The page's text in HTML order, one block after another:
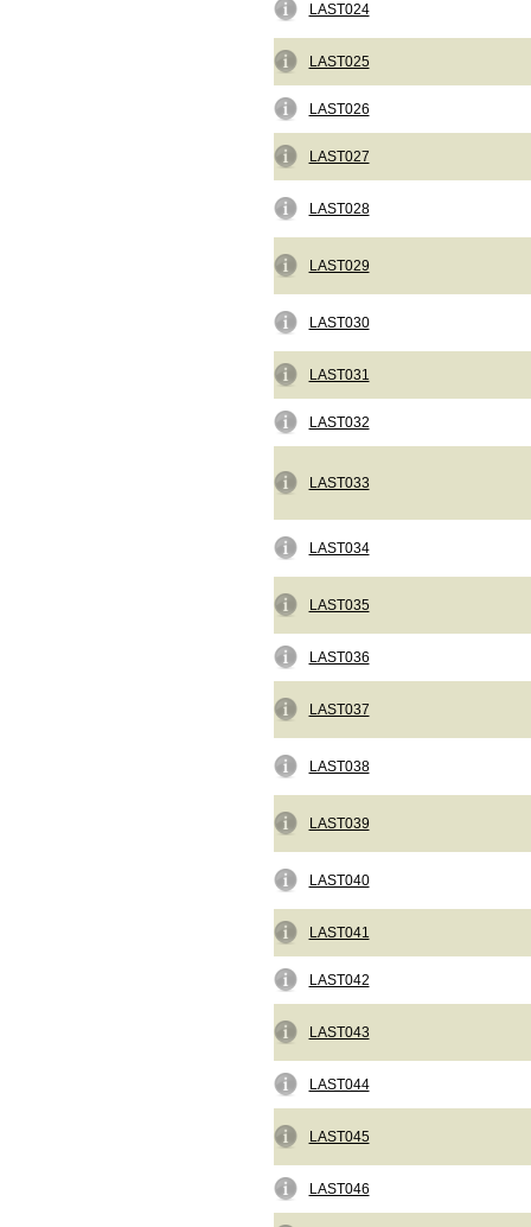
LAST024
LAST025
LAST026
LAST027
LAST028
LAST029
LAST030
LAST031
LAST032
LAST033
LAST034
LAST035
LAST036
LAST037
LAST038
LAST039
LAST040
LAST041
LAST042
LAST043
LAST044
LAST045
LAST046